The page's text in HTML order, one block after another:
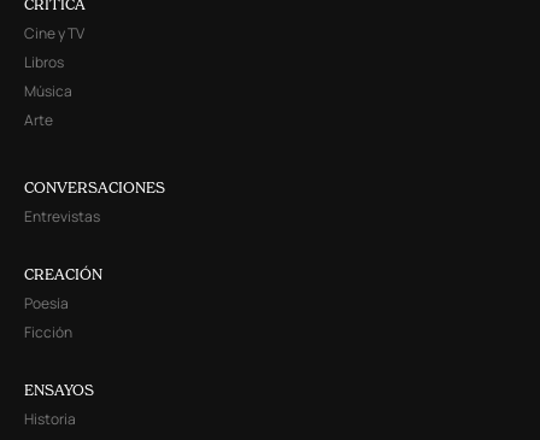
CRITICA
Cine y TV
Libros
Música
Arte
CONVERSACIONES
Entrevistas
CREACIÓN
Poesía
Ficción
ENSAYOS
Historia